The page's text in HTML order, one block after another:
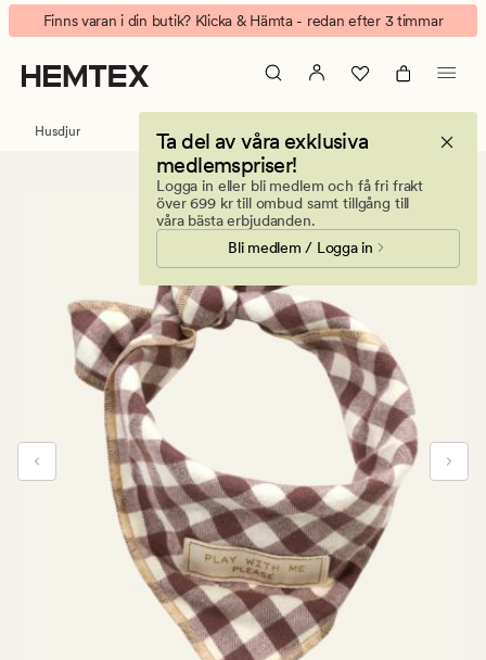
Play
with
me
bandana
Animerad
banner.
Klicka
på
Finns varan i din butik? Klicka & Hämta - redan efter 3 timmar
Ta del av våra exklusiva
medlemspriser!
Logga in eller bli medlem och få fri frakt
över 699 kr till ombud samt tillgång till
våra bästa erbjudanden.
Bli medlem / Logga in
Husdjur